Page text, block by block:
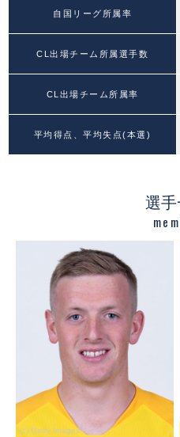
自国リーグ所属率
CL出場チーム所属選手数
CL出場チーム所属率
平均得点、平均失点(本選)
選手